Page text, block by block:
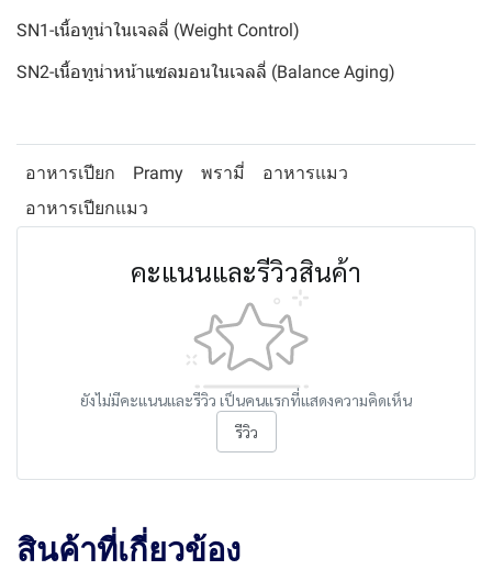
SN1-เนื้อทูน่าในเจลลี่ (Weight Control)
SN2-เนื้อทูน่าหน้าแซลมอนในเจลลี่ (Balance Aging)
อาหารเปียก Pramy พรามี่
อาหารแมว
อาหารเปียกแมว
คะแนนและรีวิวสินค้า
ยังไม่มีคะแนนและรีวิว เป็นคนแรกที่แสดงความคิดเห็น
รีวิว
สินค้าที่เกี่ยวข้อง